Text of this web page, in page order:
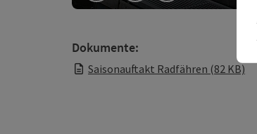
Dokumente:
Saisonauftakt Radfähren (82 KB)